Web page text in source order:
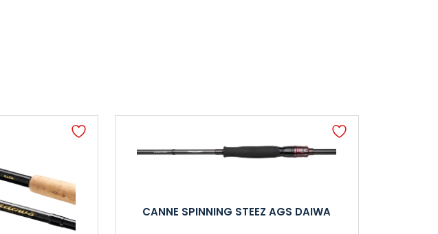
CANNE SPINNING STEEZ AGS DAIWA